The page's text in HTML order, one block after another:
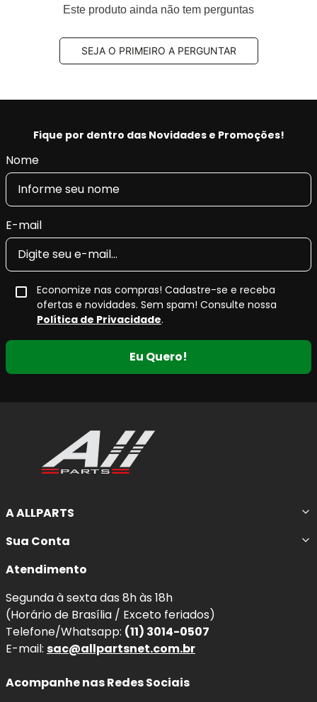
Este produto ainda não tem perguntas
SEJA O PRIMEIRO A PERGUNTAR
Fique por dentro das Novidades e Promoções!
Nome
E-mail
Economize nas compras! Cadastre-se e receba
ofertas e novidades. Sem spam! Consulte nossa
Política de Privacidade.
Eu Quero!
A ALLPARTS
Sua Conta
Atendimento
Segunda à sexta das 8h às 18h
(Horário de Brasília / Exceto feriados)
Telefone/Whatsapp: (11) 3014-0507
E-mail: sac@allpartsnet.com.br
Acompanhe nas Redes Sociais